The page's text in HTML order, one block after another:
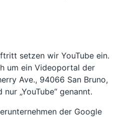
setzen wir YouTube ein.
um ein Videoportal der
Ave., 94066 San Bruno,
„YouTube“ genannt.
der Google